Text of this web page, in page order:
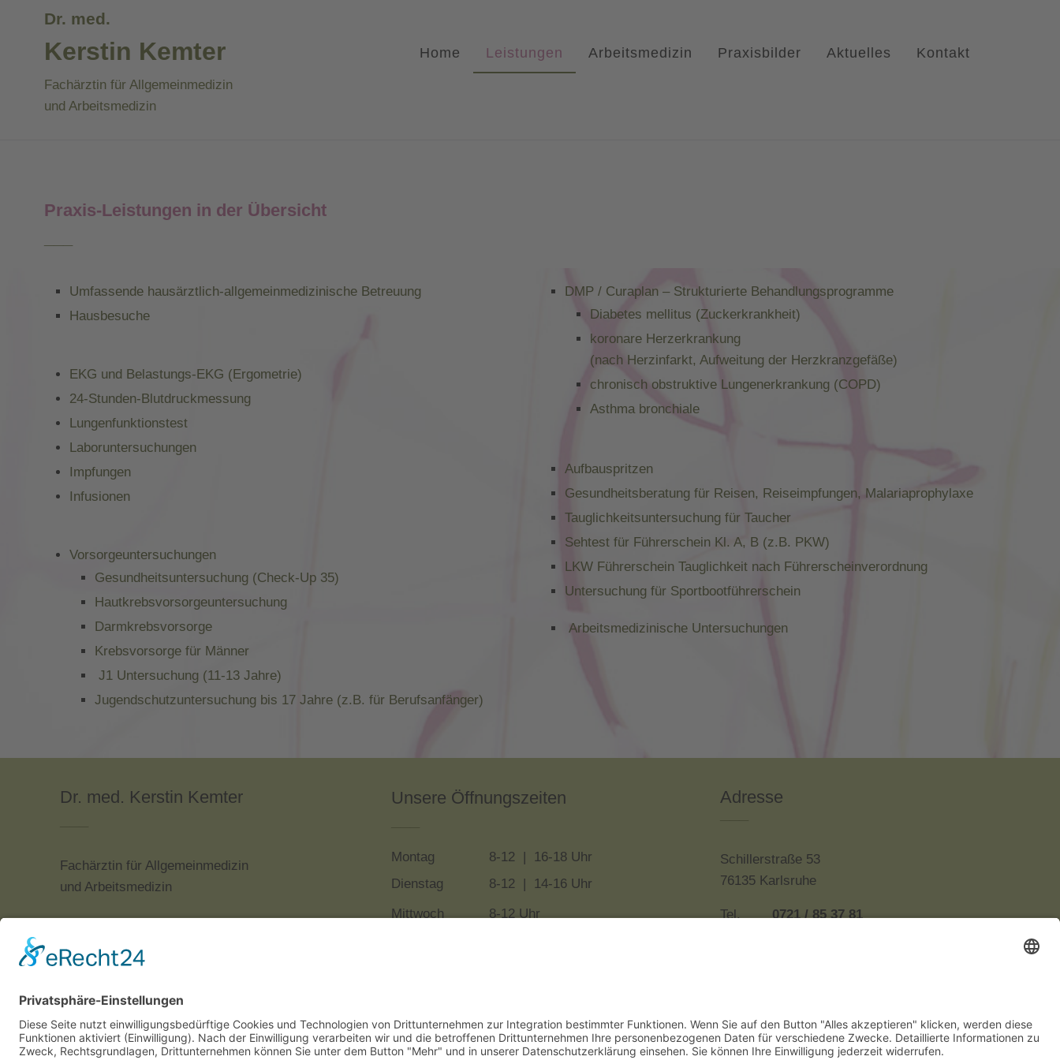
Dr. med.
Kerstin Kemter
Fachärztin für Allgemeinmedizin
und Arbeitsmedizin
Home Leistungen Arbeitsmedizin Praxisbilder Aktuelles Kontakt
Praxis-Leistungen in der Übersicht
Umfassende hausärztlich-allgemeinmedizinische Betreuung
Hausbesuche
EKG und Belastungs-EKG (Ergometrie)
24-Stunden-Blutdruckmessung
Lungenfunktionstest
Laboruntersuchungen
Impfungen
Infusionen
Vorsorgeuntersuchungen
Gesundheitsuntersuchung (Check-Up 35)
Hautkrebsvorsorgeuntersuchung
Darmkrebsvorsorge
Krebsvorsorge für Männer
J1 Untersuchung (11-13 Jahre)
Jugendschutzuntersuchung bis 17 Jahre (z.B. für Berufsanfänger)
DMP / Curaplan – Strukturierte Behandlungsprogramme
Diabetes mellitus (Zuckerkrankheit)
koronare Herzerkrankung
(nach Herzinfarkt, Aufweitung der Herzkranzgefäße)
chronisch obstruktive Lungenerkrankung (COPD)
Asthma bronchiale
Aufbauspritzen
Gesundheitsberatung für Reisen, Reiseimpfungen, Malariaprophylaxe
Tauglichkeitsuntersuchung für Taucher
Sehtest für Führerschein Kl. A, B (z.B. PKW)
LKW Führerschein Tauglichkeit nach Führerscheinverordnung
Untersuchung für Sportbootführerschein
Arbeitsmedizinische Untersuchungen
Dr. med. Kerstin Kemter
Fachärztin für Allgemeinmedizin
und Arbeitsmedizin
Unsere Öffnungszeiten
Montag
8-12 | 16-18 Uhr
Dienstag
8-12 | 14-16 Uhr
Mittwoch
8-12 Uhr
weitere Termine und Hausbesuche zusätzlich
nach Vereinbarung
Adresse
Schillerstraße 53
76135 Karlsruhe
Tel.0721 / 85 37 81